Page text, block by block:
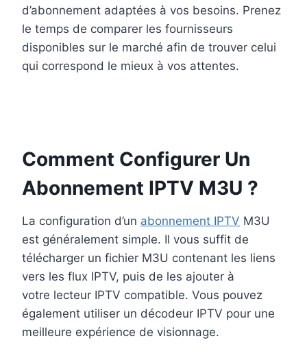
d’abonnement adaptées à vos besoins. Prenez
le temps de comparer les fournisseurs
disponibles sur le marché afin de trouver celui
qui correspond le mieux à vos attentes.
Comment Configurer Un
Abonnement IPTV M3U ?
La configuration d’un abonnement IPTV M3U
est généralement simple. Il vous suffit de
télécharger un fichier M3U contenant les liens
vers les flux IPTV, puis de les ajouter à
votre lecteur IPTV compatible. Vous pouvez
également utiliser un décodeur IPTV pour une
meilleure expérience de visionnage.